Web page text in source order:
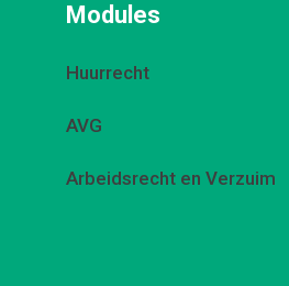
Modules
Huurrecht
AVG
Arbeidsrecht en Verzuim